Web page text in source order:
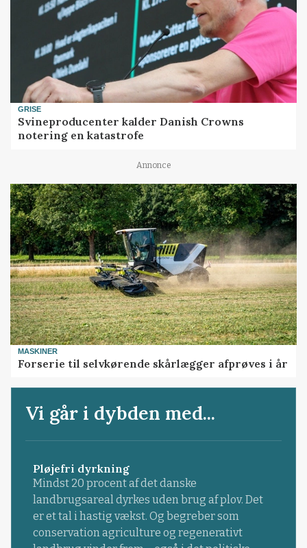
GRISE
Svineproducenter kalder Danish Crowns
notering en katastrofe
Annonce
MASKINER
Forserie til selvkørende skårlægger afprøves i år
Vi går i dybden med...
Pløjefri dyrkning
Mindst 20 procent af det danske
landbrugsareal dyrkes uden brug af plov. Det
er et tal i hastig vækst. Og begreber som
conservation agriculture og regenerativt